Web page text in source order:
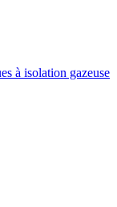
à isolation gazeuse